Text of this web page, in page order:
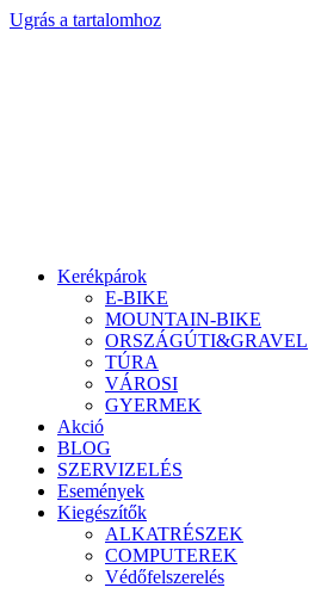
Ugrás a tartalomhoz
Kerékpárok
E-BIKE
MOUNTAIN-BIKE
ORSZÁGÚTI&GRAVEL
TÚRA
VÁROSI
GYERMEK
Akció
BLOG
SZERVIZELÉS
Események
Kiegészítők
ALKATRÉSZEK
COMPUTEREK
Védőfelszerelés